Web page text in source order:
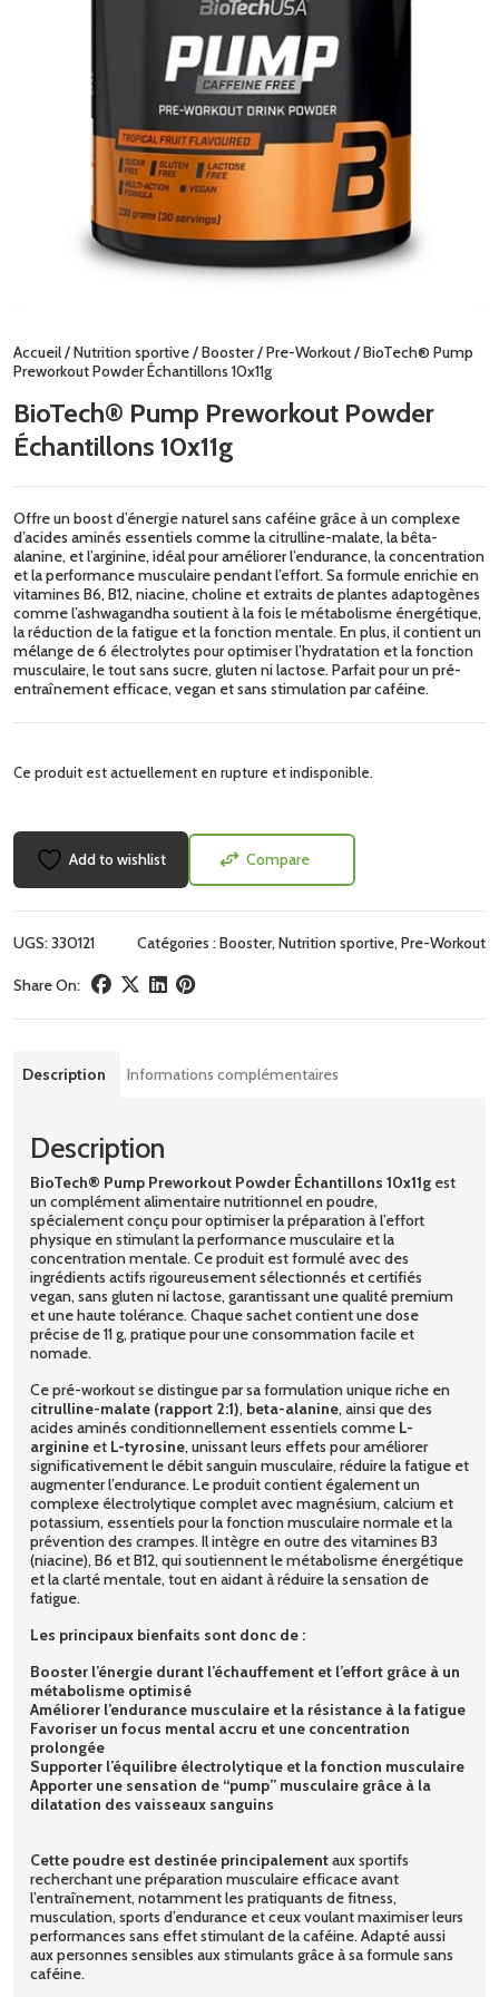
Accueil/Nutrition sportive/Booster/Pre-Workout/ BioTech® Pump
Preworkout Powder Échantillons 10x11g
BioTech® Pump Preworkout Powder
Échantillons 10x11g
Offre un boost d’énergie naturel sans caféine grâce à un complexe
d’acides aminés essentiels comme la citrulline-malate, la bêta-
alanine, et l’arginine, idéal pour améliorer l’endurance, la concentration
et la performance musculaire pendant l’effort. Sa formule enrichie en
vitamines B6, B12, niacine, choline et extraits de plantes adaptogènes
comme l’ashwagandha soutient à la fois le métabolisme énergétique,
la réduction de la fatigue et la fonction mentale. En plus, il contient un
mélange de 6 électrolytes pour optimiser l’hydratation et la fonction
musculaire, le tout sans sucre, gluten ni lactose. Parfait pour un pré-
entraînement efficace, vegan et sans stimulation par caféine.
Ce produit est actuellement en rupture et indisponible.
Add to wishlist Compare
UGS:330121 Catégories :Booster, Nutrition sportive, Pre-Workout
Share On:
Description Informations complémentaires
Description
BioTech® Pump Preworkout Powder Échantillons 10x11g est
un complément alimentaire nutritionnel en poudre,
spécialement conçu pour optimiser la préparation à l’effort
physique en stimulant la performance musculaire et la
concentration mentale. Ce produit est formulé avec des
ingrédients actifs rigoureusement sélectionnés et certifiés
vegan, sans gluten ni lactose, garantissant une qualité premium
et une haute tolérance. Chaque sachet contient une dose
précise de 11 g, pratique pour une consommation facile et
nomade.
Ce pré-workout se distingue par sa formulation unique riche en
citrulline-malate (rapport 2:1), beta-alanine, ainsi que des
acides aminés conditionnellement essentiels comme L-
arginine et L-tyrosine, unissant leurs effets pour améliorer
significativement le débit sanguin musculaire, réduire la fatigue et
augmenter l’endurance. Le produit contient également un
complexe électrolytique complet avec magnésium, calcium et
potassium, essentiels pour la fonction musculaire normale et la
prévention des crampes. Il intègre en outre des vitamines B3
(niacine), B6 et B12, qui soutiennent le métabolisme énergétique
et la clarté mentale, tout en aidant à réduire la sensation de
fatigue.
Les principaux bienfaits sont donc de :
Booster l’énergie durant l’échauffement et l’effort grâce à un
métabolisme optimisé
Améliorer l’endurance musculaire et la résistance à la fatigue
Favoriser un focus mental accru et une concentration
prolongée
Supporter l’équilibre électrolytique et la fonction musculaire
Apporter une sensation de “pump” musculaire grâce à la
dilatation des vaisseaux sanguins
Cette poudre est destinée principalementaux sportifs
recherchant une préparation musculaire efficace avant
l’entraînement, notamment les pratiquants de fitness,
musculation, sports d’endurance et ceux voulant maximiser leurs
performances sans effet stimulant de la caféine. Adapté aussi
aux personnes sensibles aux stimulants grâce à sa formule sans
caféine.